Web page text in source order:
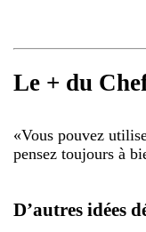
Le + du
«Vous pouvez
pensez toujours à
D’autres idées